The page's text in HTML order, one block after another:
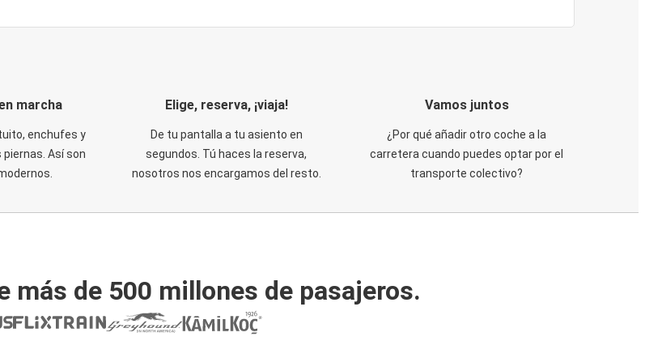
marcha
enchufes y
Así son
Elige, reserva, ¡viaja!
De tu pantalla a tu asiento en
segundos. Tú haces la reserva,
nosotros nos encargamos del resto.
Vamos juntos
¿Por qué añadir otro coche a la
carretera cuando puedes optar por el
transporte colectivo?
más de 500 millones de pasajeros.